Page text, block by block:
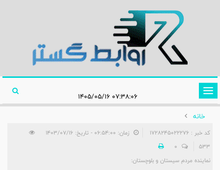
تغییر
وضعیت
ناوبری
خانه
کد خبر : 1728245022276
زمان: ۰۶:۵۴:۰۰ - تاریخ: ۱۴۰۳/۰۷/۱۶
533
0
نماینده مردم سیستان و بلوچستان: